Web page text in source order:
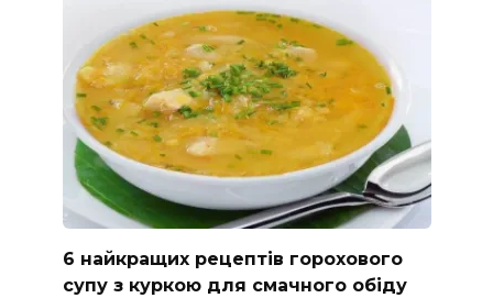
6 найкращих рецептів горохового
супу з куркою для смачного обіду